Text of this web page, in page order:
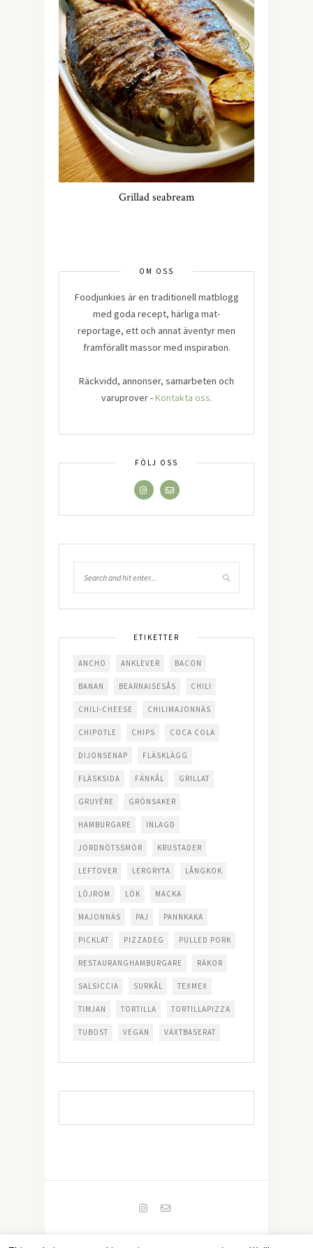
Grillad seabream
OM OSS
Foodjunkies är en traditionell matblogg
med goda recept, härliga mat-
reportage, ett och annat äventyr men
framförallt massor med inspiration.
Räckvidd, annonser, samarbeten och
varuprover -Kontakta oss.
FÖLJ OSS
ETIKETTER
ANCHO ANKLEVER BACON
BANAN BEARNAISESÅS CHILI
CHILI-CHEESE CHILIMAJONNÄS
CHIPOTLE CHIPS COCA COLA
DIJONSENAP FLÄSKLÄGG
FLÄSKSIDA FÄNKÅL GRILLAT
GRUYÈRE GRÖNSAKER
HAMBURGARE INLAGD
JORDNÖTSSMÖR KRUSTADER
LEFTOVER LERGRYTA LÅNGKOK
LÖJROM LÖK MACKA
MAJONNÄS PAJ PANNKAKA
PICKLAT PIZZADEG PULLED PORK
RESTAURANGHAMBURGARE RÄKOR
SALSICCIA SURKÅL TEXMEX
TIMJAN TORTILLA TORTILLAPIZZA
TUBOST VEGAN VÄXTBASERAT